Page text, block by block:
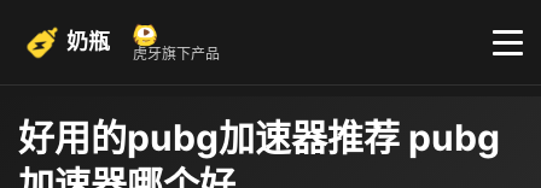
奶瓶 虎牙旗下产品
好用的pubg加速器推荐 pubg